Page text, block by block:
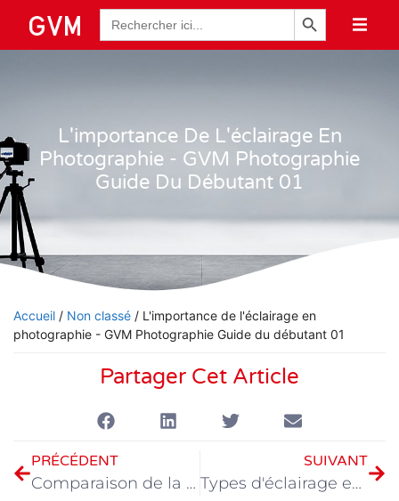
Recherche
de
:
Bouton de recherche
L'importance De L'éclairage En
Photographie - GVM Photographie
Guide Du Débutant 01
Accueil / Non classé / L'importance de l'éclairage en
photographie - GVM Photographie Guide du débutant 01
Partager Cet Article
PRÉCÉDENT
Comparaison de la qualité sonore du microphone GVM à l'intérieur et à l'extérieur
SUIVANT
Types d'éclairage en photographie - GVM Photographie Guide du débutant 02